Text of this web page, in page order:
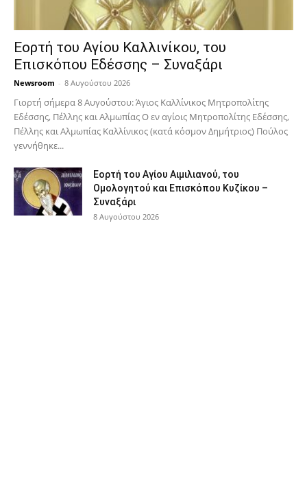
Εορτή του Αγίου Καλλινίκου, του
Επισκόπου Εδέσσης – Συναξάρι
Newsroom - 8 Αυγούστου 2026
Γιορτή σήμερα 8 Αυγούστου: Άγιος Καλλίνικος Μητροπολίτης
Εδέσσης, Πέλλης και Αλμωπίας Ο εν αγίοις Μητροπολίτης Εδέσσης,
Πέλλης και Αλμωπίας Καλλίνικος (κατά κόσμον Δημήτριος) Πούλος
γεννήθηκε...
Εορτή του Αγίου Αιμιλιανού, του
Ομολογητού και Επισκόπου Κυζίκου –
Συναξάρι
8 Αυγούστου 2026